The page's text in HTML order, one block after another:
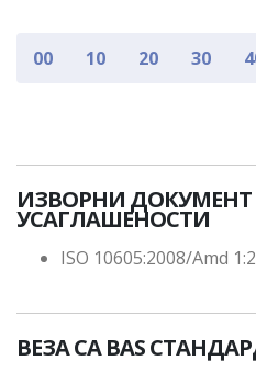
00 10 20 30
ИЗВОРНИ ДОКУМЕНТ
УСАГЛАШЕНОСТИ
ISO 10605:2008/Amd
ВЕЗА СА BAS